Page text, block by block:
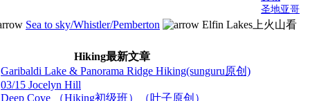
圣地亚哥
Sea to sky/Whistler/Pemberton
Elfin Lakes上火山看
Hiking最新文章
Garibaldi Lake & Panorama Ridge Hiking(sunguru原创)
03/15 Jocelyn Hill
Deep Cove （Hiking初级班）（叶子原创）